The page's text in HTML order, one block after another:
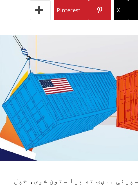
X
Pinterest
ماڼۍ ته بیا ستون شوی، خپل